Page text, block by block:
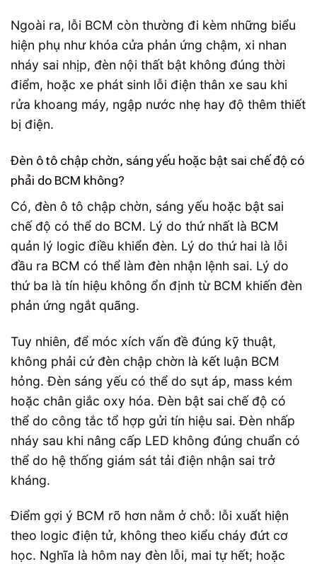
Ngoài ra, lỗi BCM còn thường đi kèm những biểu
hiện phụ như khóa cửa phản ứng chậm, xi nhan
nháy sai nhịp, đèn nội thất bật không đúng thời
điểm, hoặc xe phát sinh lỗi điện thân xe sau khi
rửa khoang máy, ngập nước nhẹ hay độ thêm thiết
bị điện.
Đèn ô tô chập chờn, sáng yếu hoặc bật sai chế độ có
phải do BCM không?
Có, đèn ô tô chập chờn, sáng yếu hoặc bật sai
chế độ có thể do BCM. Lý do thứ nhất là BCM
quản lý logic điều khiển đèn. Lý do thứ hai là lỗi
đầu ra BCM có thể làm đèn nhận lệnh sai. Lý do
thứ ba là tín hiệu không ổn định từ BCM khiến đèn
phản ứng ngắt quãng.
Tuy nhiên, để móc xích vấn đề đúng kỹ thuật,
không phải cứ đèn chập chờn là kết luận BCM
hỏng. Đèn sáng yếu có thể do sụt áp, mass kém
hoặc chân giắc oxy hóa. Đèn bật sai chế độ có
thể do công tắc tổ hợp gửi tín hiệu sai. Đèn nhấp
nháy sau khi nâng cấp LED không đúng chuẩn có
thể do hệ thống giám sát tải điện nhận sai trở
kháng.
Điểm gợi ý BCM rõ hơn nằm ở chỗ: lỗi xuất hiện
theo logic điện tử, không theo kiểu cháy đứt cơ
học. Nghĩa là hôm nay đèn lỗi, mai tự hết; hoặc